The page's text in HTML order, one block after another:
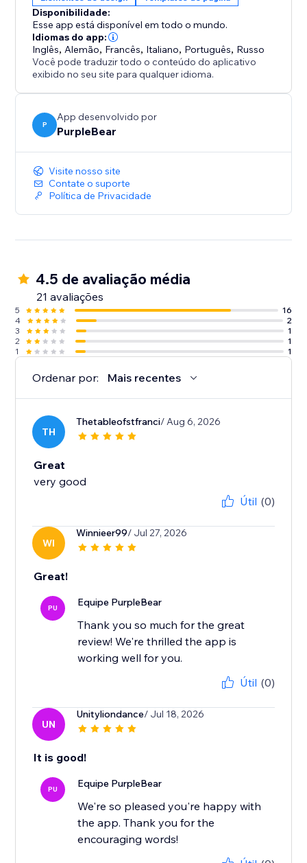
Disponibilidade:
Esse app está disponível em todo o mundo.
Idiomas do app:
Inglês, Alemão, Francês, Italiano, Português, Russo
Você pode traduzir todo o conteúdo do aplicativo
exibido no seu site para qualquer idioma.
P
App desenvolvido por
PurpleBear
Visite nosso site
Contate o suporte
Política de Privacidade
4.5 de avaliação média
21 avaliações
5
16
4
2
3
1
2
1
1
1
Ordenar por: Mais recentes
TH
Thetableofstfranci/ Aug 6, 2026
Great
very good
Útil (0)
WI
Winnieer99/ Jul 27, 2026
Great!
PU Equipe PurpleBear
Thank you so much for the great
review! We're thrilled the app is
working well for you.
Útil (0)
UN
Unityliondance/ Jul 18, 2026
It is good!
PU Equipe PurpleBear
We're so pleased you're happy with
the app. Thank you for the
encouraging words!